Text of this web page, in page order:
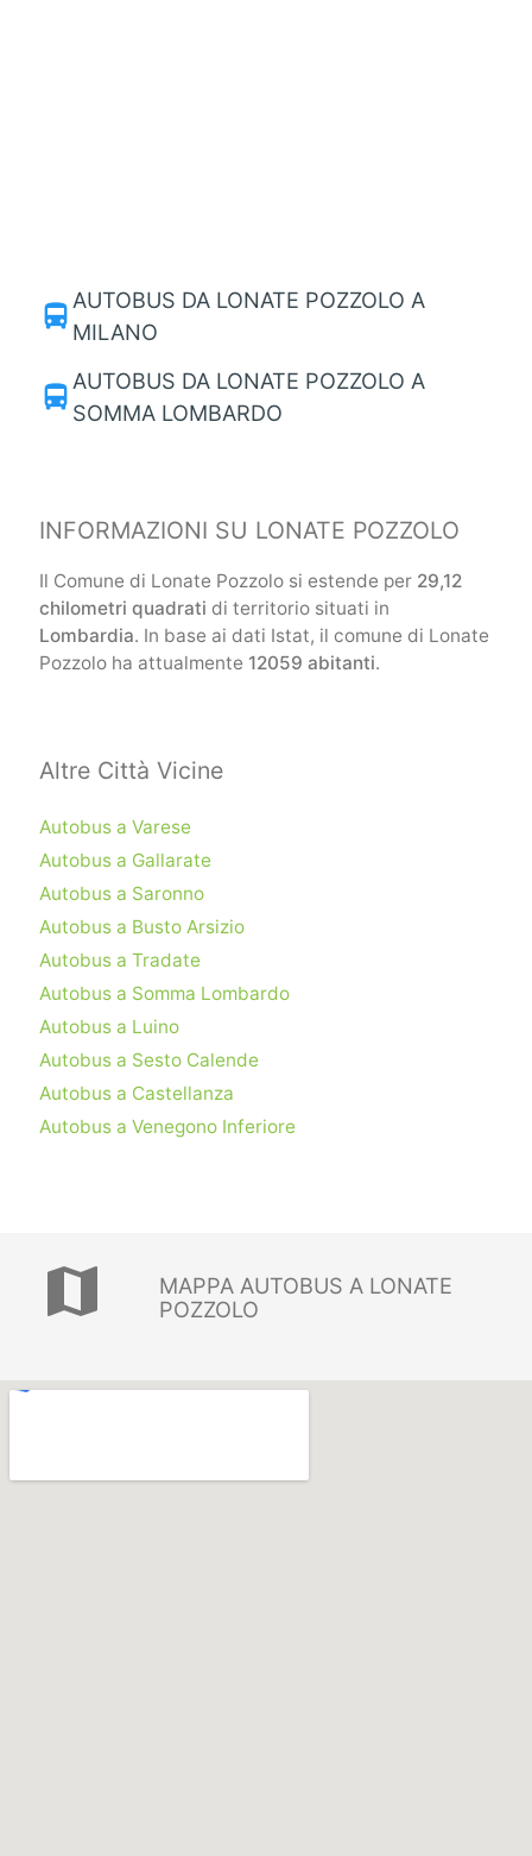
directions_bus AUTOBUS DA LONATE POZZOLO A
MILANO
directions_bus AUTOBUS DA LONATE POZZOLO A
SOMMA LOMBARDO
INFORMAZIONI SU LONATE POZZOLO
Il Comune di Lonate Pozzolo si estende per 29,12
chilometri quadrati di territorio situati in
Lombardia. In base ai dati Istat, il comune di Lonate
Pozzolo ha attualmente 12059 abitanti.
Altre Città Vicine
Autobus a Varese
Autobus a Gallarate
Autobus a Saronno
Autobus a Busto Arsizio
Autobus a Tradate
Autobus a Somma Lombardo
Autobus a Luino
Autobus a Sesto Calende
Autobus a Castellanza
Autobus a Venegono Inferiore
map
MAPPA AUTOBUS A LONATE
POZZOLO